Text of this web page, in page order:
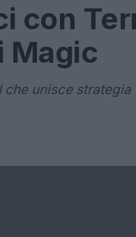
con
Magic
che unisce strategia